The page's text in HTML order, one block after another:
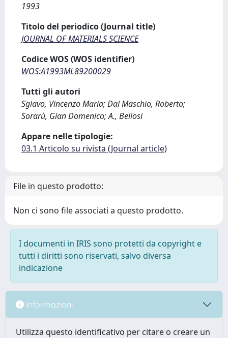
1993
Titolo del periodico (Journal title)
JOURNAL OF MATERIALS SCIENCE
Codice WOS (WOS identifier)
WOS:A1993ML89200029
Tutti gli autori
Sglavo, Vincenzo Maria; Dal Maschio, Roberto;
Sorarù, Gian Domenico; A., Bellosi
Appare nelle tipologie:
03.1 Articolo su rivista (Journal article)
File in questo prodotto:
Non ci sono file associati a questo prodotto.
I documenti in IRIS sono protetti da copyright e
tutti i diritti sono riservati, salvo diversa
indicazione
Informazioni
Utilizza questo identificativo per citare o creare un